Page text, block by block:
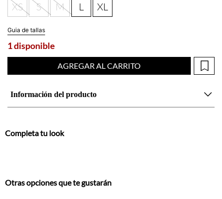
XS S M L XL
Guia de tallas
1 disponible
AGREGAR AL CARRITO
Información del producto
Completa tu look
Otras opciones que te gustarán